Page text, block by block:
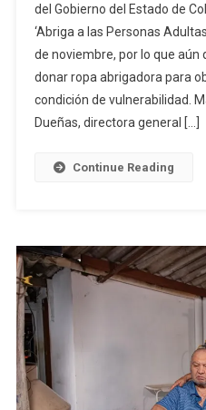
del Gobierno del Estado de
‘Abriga a las Personas
de noviembre, por lo que aún
donar ropa abrigadora para
condición de vulnerabilidad.
Dueñas, directora general […]
Continue Reading